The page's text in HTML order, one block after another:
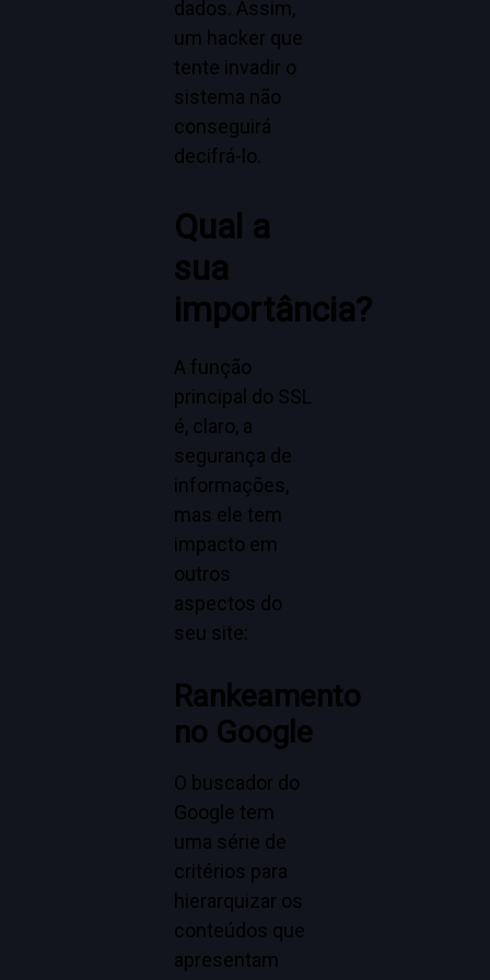
dados. Assim,
um hacker que
tente invadir o
sistema não
conseguirá
decifrá-lo.
Qual a
sua
importância?
A função
principal do SSL
é, claro, a
segurança de
informações,
mas ele tem
impacto em
outros
aspectos do
seu site:
Rankeamento
no Google
O buscador do
Google tem
uma série de
critérios para
hierarquizar os
conteúdos que
apresentam